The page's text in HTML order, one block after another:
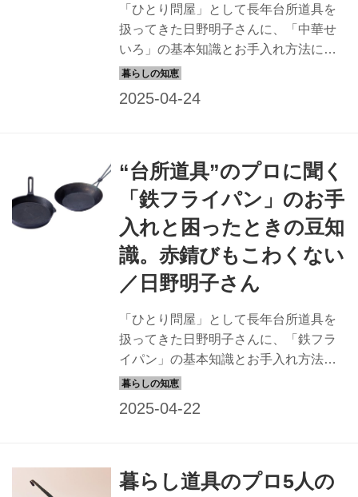
「ひとり問屋」として長年台所道具を
扱ってきた日野明子さんに、「中華せ
いろ」の基本知識とお手入れ方法につ
いて教えていただきました。蒸し料理
い方』（グラフィック社）より一部抜
粋で紹介します。
“台所道具”のプロに聞く
「鉄フライパン」のお手
入れと困ったときの豆知
識。赤錆びもこわくない
／日野明子さん
「ひとり問屋」として長年台所道具を
扱ってきた日野明子さんに、「鉄フラ
イパン」の基本知識とお手入れ方法に
ついて教えていただきました。重くて
ック社）より一部抜粋で紹介します。
暮らし道具のプロ5人の